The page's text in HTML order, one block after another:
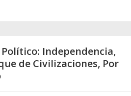
Independencia,
de Civilizaciones, Por